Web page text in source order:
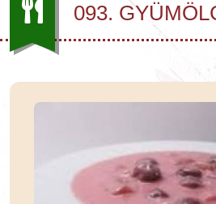
093.